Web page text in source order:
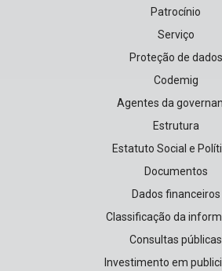
Patrocínio
Serviço
Proteção de dados
Codemig
Agentes da
Estrutura
Estatuto Social e
Documentos
Dados financeiros
Classificação da
Consultas públicas
Investimento em